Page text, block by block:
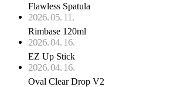
Flawless Spatula
2026. 05. 11.
Rimbase 120ml
2026. 04. 16.
EZ Up Stick
2026. 04. 16.
Oval Clear Drop V2